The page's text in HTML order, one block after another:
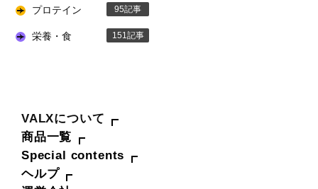
プロテイン 95
栄養・食 151
VALXについて
商品一覧
Special contents
ヘルプ